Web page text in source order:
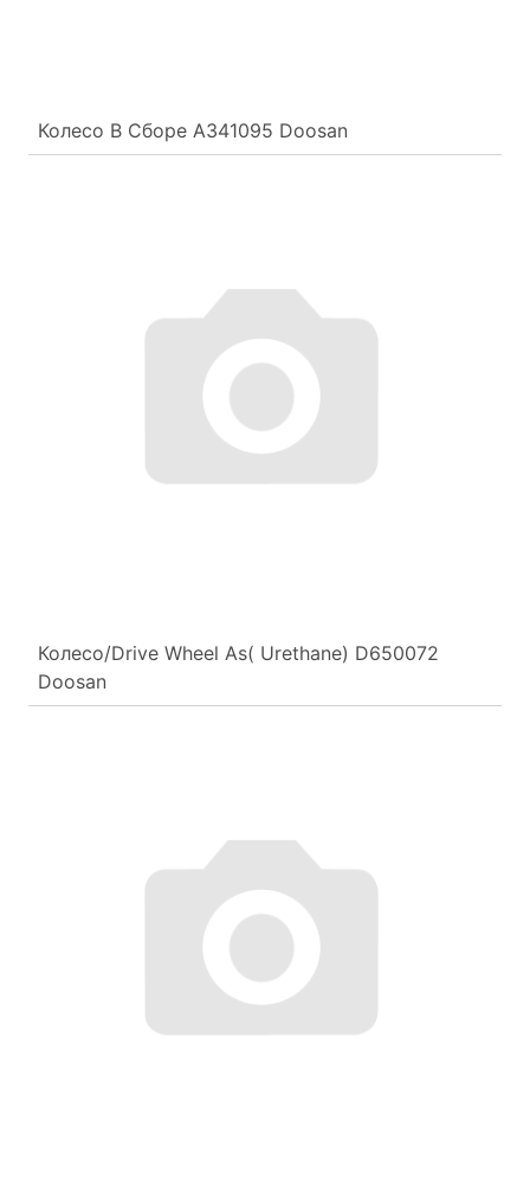
Колесо В Сборе A341095 Doosan
Колесо/Drive Wheel As( Urethane) D650072
Doosan